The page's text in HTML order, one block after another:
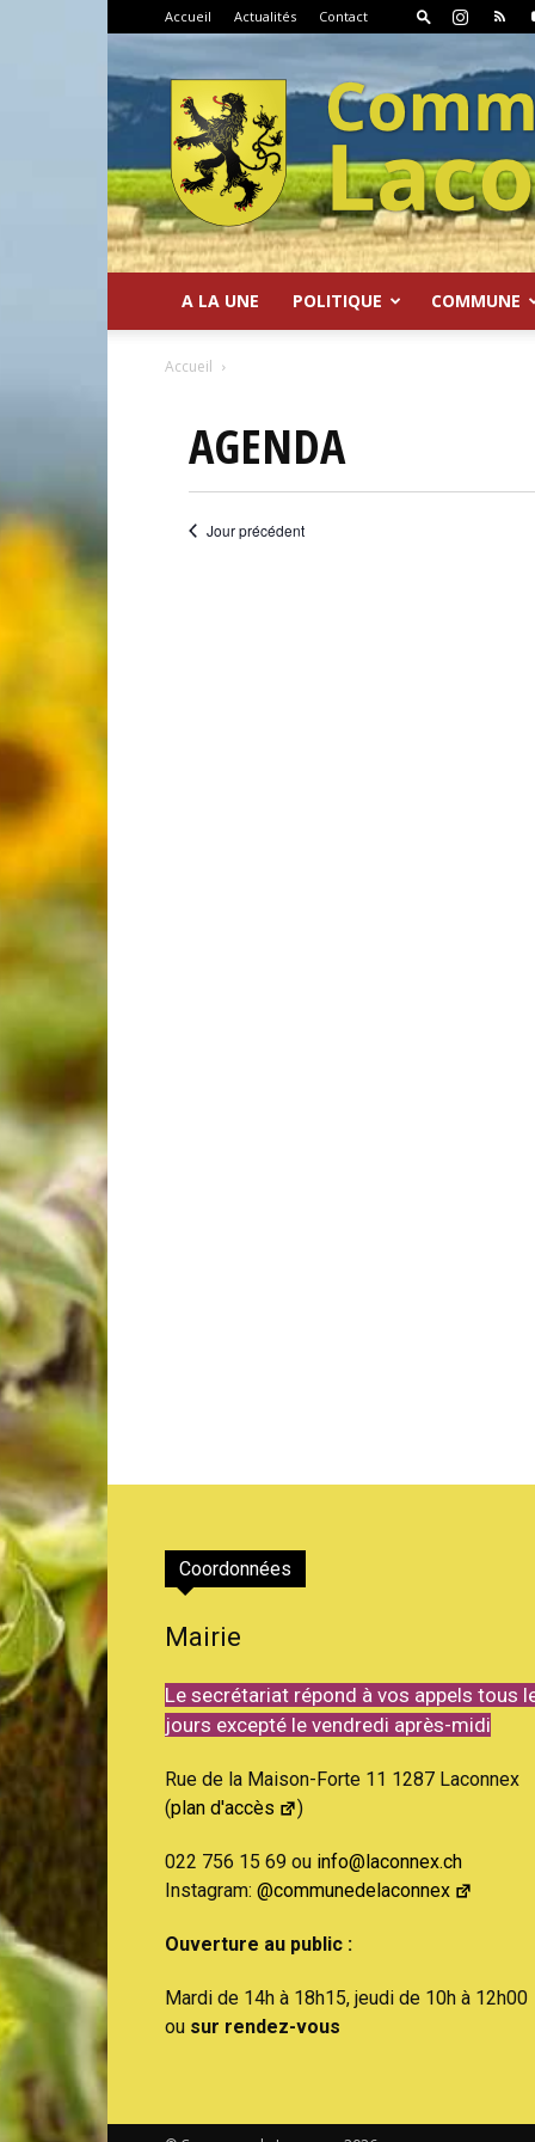
Accueil Actualités Contact
de
A LA UNE POLITIQUE COMMUNE
Accueil
AGENDA
Jour précédent
Coordonnées
Mairie
Le secrétariat répond à vos appels tous
jours excepté le vendredi après-midi
Rue de la Maison-Forte 11 1287 Laconnex
(plan d'accès )
022 756 15 69 ou info@laconnex.ch
Instagram: @communedelaconnex
Ouverture au public :
Mardi de 14h à 18h15, jeudi de 10h à 12h00
ou sur rendez-vous